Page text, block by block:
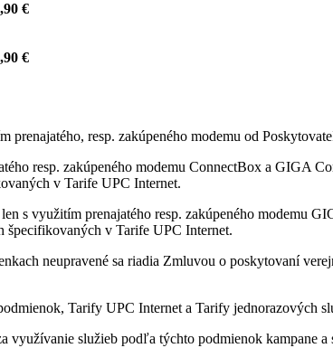
€
€
prenajatého, resp. zakúpeného modemu od
resp. zakúpeného modemu ConnectBox a GIGA
v Tarife UPC Internet.
s využitím prenajatého resp. zakúpeného modemu
špecifikovaných v Tarife UPC Internet.
neupravené sa riadia Zmluvou o poskytovaní
Tarify UPC Internet a Tarify jednorazových
využívanie služieb podľa týchto podmienok kampane